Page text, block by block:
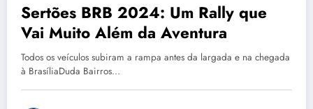
Sertões BRB 2024: Um Rally que
Vai Muito Além da Aventura
Todos os veículos subiram a rampa antes da largada e na chegada
à BrasíliaDuda Bairros…